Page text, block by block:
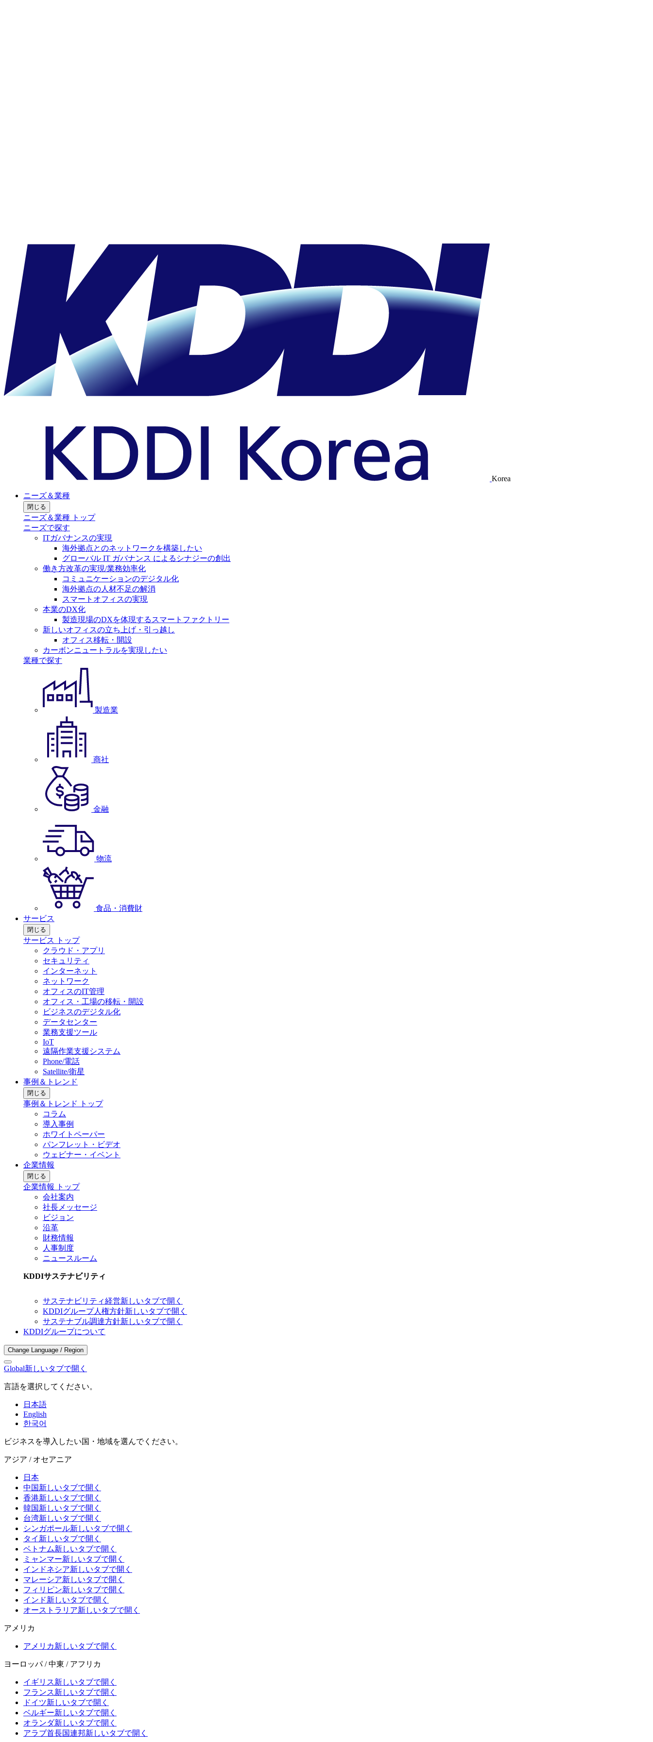
Korea
ニーズ＆業種
閉じる
ニーズ＆業種 トップ
ニーズで探す
ITガバナンスの実現
海外拠点とのネットワークを構築したい
グローバル IT ガバナンス によるシナジーの創出
働き方改革の実現/業務効率化
コミュニケーションのデジタル化
海外拠点の人材不足の解消
スマートオフィスの実現
本業のDX化
製造現場のDXを体現するスマートファクトリー
新しいオフィスの立ち上げ・引っ越し
オフィス移転・開設
カーボンニュートラルを実現したい
業種で探す
製造業
商社
金融
物流
食品・消費財
サービス
閉じる
サービス トップ
クラウド・アプリ
セキュリティ
インターネット
ネットワーク
オフィスのIT管理
オフィス・工場の移転・開設
ビジネスのデジタル化
データセンター
業務支援ツール
IoT
遠隔作業支援システム
Phone/電話
Satellite/衛星
事例＆トレンド
閉じる
事例＆トレンド トップ
コラム
導入事例
ホワイトペーパー
パンフレット・ビデオ
ウェビナー・イベント
企業情報
閉じる
企業情報 トップ
会社案内
社長メッセージ
ビジョン
沿革
財務情報
人事制度
ニュースルーム
KDDIサステナビリティ
サステナビリティ経営新しいタブで開く
KDDIグループ人権方針新しいタブで開く
サステナブル調達方針新しいタブで開く
KDDIグループについて
Change Language / Region
Global新しいタブで開く
言語を選択してください。
日本語
English
한국어
ビジネスを導入したい国・地域を選んでください。
アジア / オセアニア
日本
中国新しいタブで開く
香港新しいタブで開く
韓国新しいタブで開く
台湾新しいタブで開く
シンガポール新しいタブで開く
タイ 新しいタブで開く
ベトナム新しいタブで開く
ミャンマー新しいタブで開く
インドネシア新しいタブで開く
マレーシア新しいタブで開く
フィリピン新しいタブで開く
インド新しいタブで開く
オーストラリア新しいタブで開く
アメリカ
アメリカ新しいタブで開く
ヨーロッパ / 中東 / アフリカ
イギリス新しいタブで開く
フランス新しいタブで開く
ドイツ新しいタブで開く
ベルギー新しいタブで開く
オランダ新しいタブで開く
アラブ首長国連邦新しいタブで開く